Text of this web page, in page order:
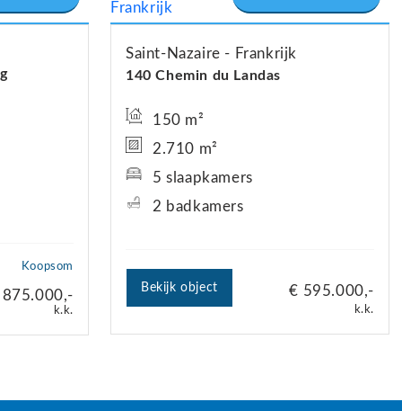
Koopsom
875.000,-
k.k.
140 Chemin du Landas
Saint-Nazaire Frankrijk
€ 595.000,-
k.k.
150 m²
2.710 m²
5 slaapkamers
2 badkamers
Bekijk object